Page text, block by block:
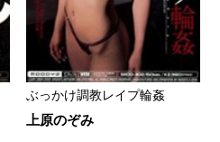
ぶっかけ調教レイプ輪姦
上原のぞみ